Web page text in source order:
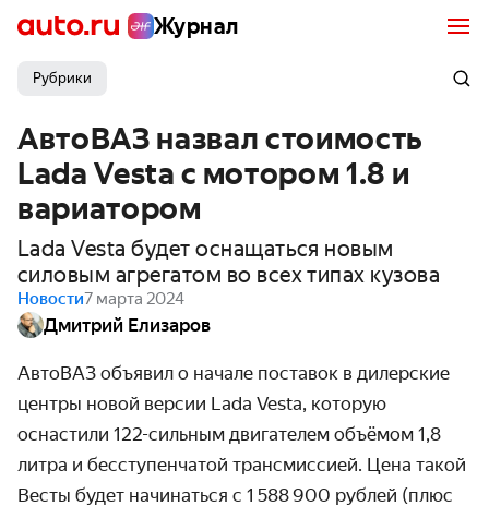
Журнал
Рубрики
АвтоВАЗ назвал стоимость
Lada Vesta с мотором 1.8 и
вариатором
Lada Vesta будет оснащаться новым
силовым агрегатом во всех типах кузова
Новости7 марта 2024
Дмитрий Елизаров
АвтоВАЗ объявил о начале поставок в дилерские
центры новой версии Lada Vesta, которую
оснастили 122-сильным двигателем объёмом 1,8
литра и бесступенчатой трансмиссией. Цена такой
Весты будет начинаться с 1 588 900 рублей (плюс